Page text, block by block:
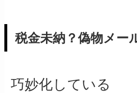
税金未納？偽物メー
巧妙化している